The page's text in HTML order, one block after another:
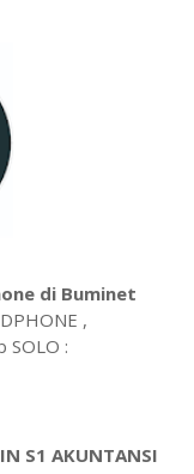
di Buminet
,
SOLO :
S1 AKUNTANSI